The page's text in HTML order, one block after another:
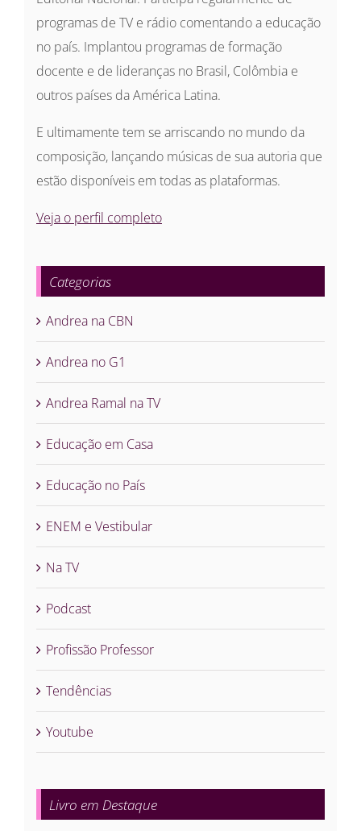
programas de TV e rádio comentando a educação
no país. Implantou programas de formação
docente e de lideranças no Brasil, Colômbia e
outros países da América Latina.
E ultimamente tem se arriscando no mundo da
composição, lançando músicas de sua autoria que
estão disponíveis em todas as plataformas.
Veja o perfil completo
Categorias
Andrea na CBN
Andrea no G1
Andrea Ramal na TV
Educação em Casa
Educação no País
ENEM e Vestibular
Na TV
Podcast
Profissão Professor
Tendências
Youtube
Livro em Destaque